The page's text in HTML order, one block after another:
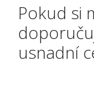
Pokud si
usnadní